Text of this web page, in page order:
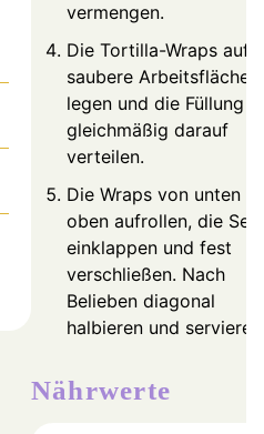
vermengen.
Die Tortilla-Wraps auf
saubere Arbeitsfläche
legen und die Füllung
gleichmäßig darauf
verteilen.
Die Wraps von unten
oben aufrollen, die
einklappen und fest
verschließen. Nach
Belieben diagonal
halbieren und
Nährwerte